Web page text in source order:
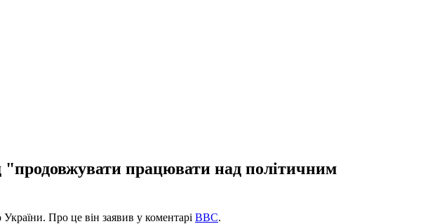
"продовжувати працювати над політичним
Про це він заявив у коментарі ВВС.